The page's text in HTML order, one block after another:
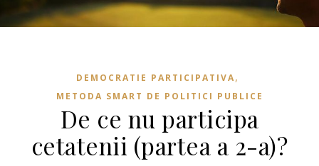
DEMOCRATIE PARTICIPATIVA,
METODA SMART DE POLITICI PUBLICE
De ce nu participa
cetatenii (partea a 2-a)?